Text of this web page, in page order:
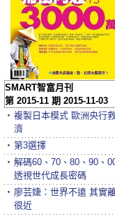
SMART智富月刊
第 2015-11 期 2015-11-03
‧ 複製日本模式 歐洲央行
濟
‧ 第3選擇
‧ 解碼60、70、80、90、
透視世代成長密碼
‧ 廖芸婕：世界不遠 其實
很近